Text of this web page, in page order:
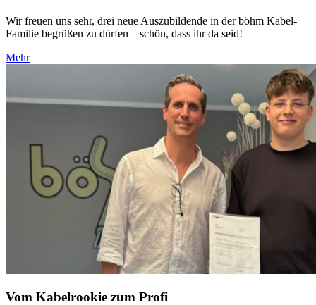
Wir freuen uns sehr, drei neue Auszubildende in der böhm Kabel-
Familie begrüßen zu dürfen – schön, dass ihr da seid!
Mehr
Vom Kabelrookie zum Profi